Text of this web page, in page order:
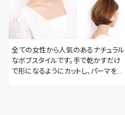
全ての女性から人気のあるナチュラル
なボブスタイルです。手で乾かすだけ
で形になるようにカットし、パーマをか